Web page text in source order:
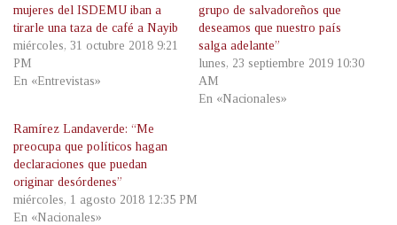
mujeres del ISDEMU iban a
tirarle una taza de café a Nayib
miércoles, 31 octubre 2018 9:21
PM
En «Entrevistas»
grupo de salvadoreños que
deseamos que nuestro país
salga adelante”
lunes, 23 septiembre 2019 10:30
AM
En «Nacionales»
Ramírez Landaverde: “Me
preocupa que políticos hagan
declaraciones que puedan
originar desórdenes”
miércoles, 1 agosto 2018 12:35 PM
En «Nacionales»